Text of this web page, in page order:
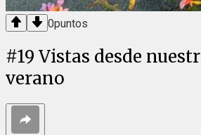
0puntos
#19 Vistas desde
verano